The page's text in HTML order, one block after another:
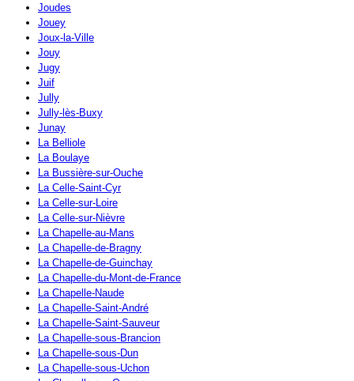
Joudes
Jouey
Joux-la-Ville
Jouy
Jugy
Juif
Jully
Jully-lès-Buxy
Junay
La Belliole
La Boulaye
La Bussière-sur-Ouche
La Celle-Saint-Cyr
La Celle-sur-Loire
La Celle-sur-Nièvre
La Chapelle-au-Mans
La Chapelle-de-Bragny
La Chapelle-de-Guinchay
La Chapelle-du-Mont-de-France
La Chapelle-Naude
La Chapelle-Saint-André
La Chapelle-Saint-Sauveur
La Chapelle-sous-Brancion
La Chapelle-sous-Dun
La Chapelle-sous-Uchon